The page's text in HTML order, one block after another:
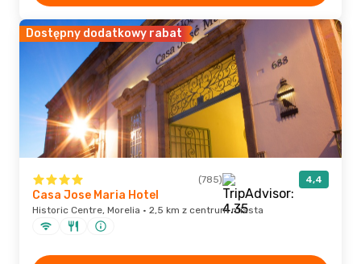
Dostępny dodatkowy rabat
(785) 4,4
Casa Jose Maria Hotel
Historic Centre, Morelia · 2,5 km z centrum miasta